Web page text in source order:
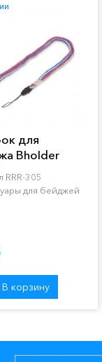
для
Bholder
RRR-305
для бейджей
В корзину